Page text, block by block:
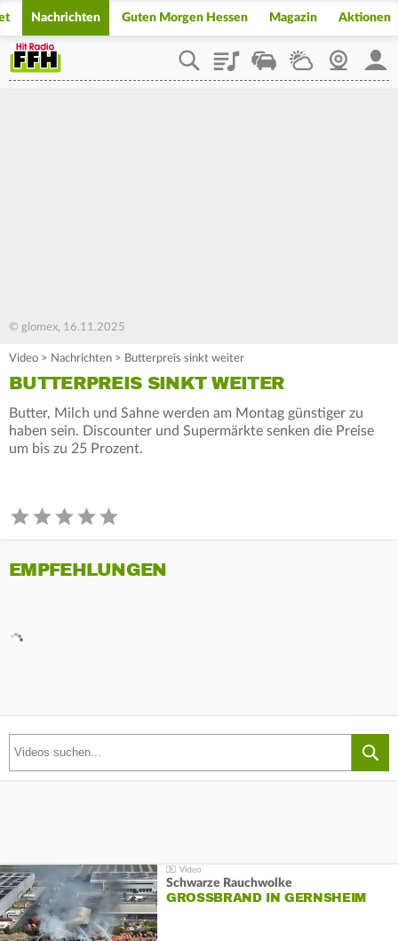
Nachrichten Guten Morgen Hessen Magazin Aktionen
PlaylistStaupilotWetterWebcam
© glomex, 16.11.2025
Video > Nachrichten > Butterpreis sinkt weiter
BUTTERPREIS SINKT WEITER
Butter, Milch und Sahne werden am Montag günstiger zu
haben sein. Discounter und Supermärkte senken die Preise
um bis zu 25 Prozent.
EMPFEHLUNGEN
Schwarze Rauchwolke
GROSSBRAND IN GERNSHEIM